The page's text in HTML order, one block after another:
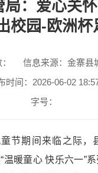
：爱心关怀
校园-欧洲杯
信息来源：金寨县
时间：2026-06-02
字号：
童节期间来临之际，
温暖童心 快乐六一”